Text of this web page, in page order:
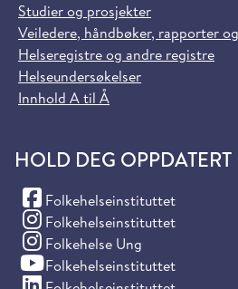
Studier og prosjekter
Veiledere, håndbøker, rapporter
Helseregistre og andre registre
Helseundersøkelser
Innhold A til Å
HOLD DEG OPPDATERT
Folkehelseinstituttet
(Facebook)
Folkehelseinstituttet
(Instagram)
Folkehelse Ung
(Instagram)
Folkehelseinstituttet
(YouTube)